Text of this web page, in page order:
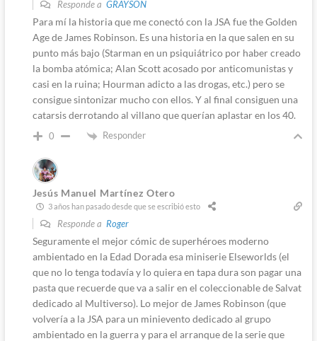
Responde a GRAYSON
Para mí la historia que me conectó con la JSA fue the Golden
Age de James Robinson. Es una historia en la que salen en su
punto más bajo (Starman en un psiquiátrico por haber creado
la bomba atómica; Alan Scott acosado por anticomunistas y
casi en la ruina; Hourman adicto a las drogas, etc.) pero se
consigue sintonizar mucho con ellos. Y al final consiguen una
catarsis derrotando al villano que querían aplastar en los 40.
0 Responder
Jesús Manuel Martínez Otero
3 años han pasado desde que se escribió esto
Responde a Roger
Seguramente el mejor cómic de superhéroes moderno
ambientado en la Edad Dorada esa miniserie Elseworlds (el
que no lo tenga todavía y lo quiera en tapa dura son pagar una
pasta que recuerde que va a salir en el coleccionable de Salvat
dedicado al Multiverso). Lo mejor de James Robinson (que
volvería a la JSA para un minievento dedicado al grupo
ambientado en la guerra y para el arranque de la serie que